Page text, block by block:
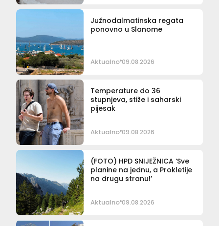
Južnodalmatinska regata
ponovno u Slanome
Aktualno 09.08.2026
Temperature do 36
stupnjeva, stiže i saharski
pijesak
Aktualno 09.08.2026
(FOTO) HPD SNIJEŽNICA ‘Sve
planine na jednu, a Prokletije
na drugu stranu!’
Aktualno 09.08.2026